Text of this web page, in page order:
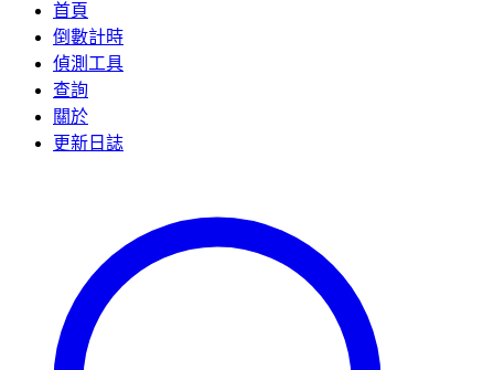
首頁
倒數計時
偵測工具
查詢
關於
更新日誌